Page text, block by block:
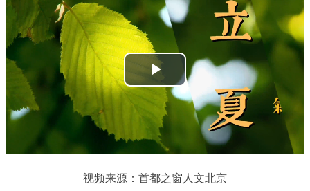
政务公开
市领导 机构职能 政策服务
政策兑现 政策解读 回应关切
专题公开
播
放
视
频
视频来源：首都之窗人文北京